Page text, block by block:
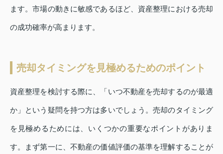
ます。市場の動きに敏感であるほど、資産整理における売却
の成功確率が高まります。
売却タイミングを見極めるためのポイント
資産整理を検討する際に、「いつ不動産を売却するのが最適
か」という疑問を持つ方は多いでしょう。売却のタイミング
を見極めるためには、いくつかの重要なポイントがありま
す。まず第一に、不動産の価値評価の基準を理解することが